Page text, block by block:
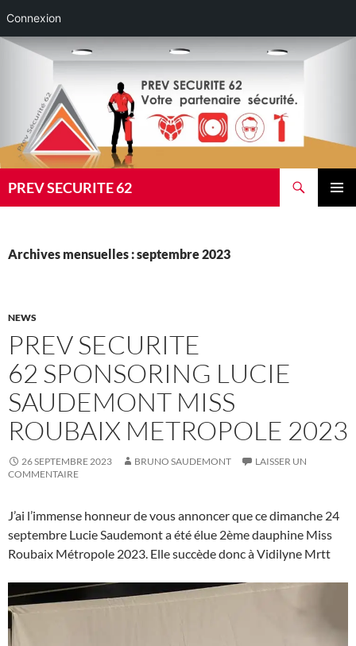
Connexion
Aller
PREV SECURITE 62
Archives mensuelles : septembre 2023
NEWS
PREV SECURITE
62 SPONSORING LUCIE
SAUDEMONT MISS
ROUBAIX METROPOLE 2023
26 SEPTEMBRE 2023 BRUNO SAUDEMONT
LAISSER UN
COMMENTAIRE
J’ai l’immense honneur de vous annoncer que ce dimanche 24
septembre Lucie Saudemont a été élue 2ème dauphine Miss
Roubaix Métropole 2023. Elle succède donc à Vidilyne Mrtt